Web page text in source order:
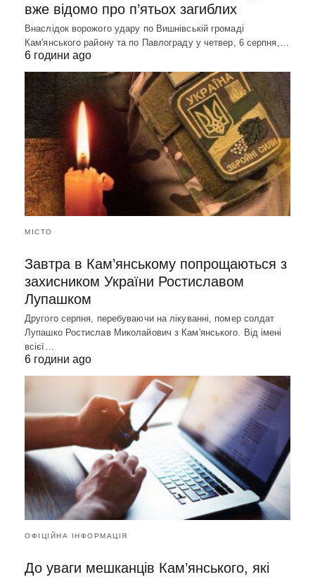
вже відомо про п’ятьох загиблих
Внаслідок ворожого удару по Вишнівській громаді
Кам'янського району та по Павлограду у четвер, 6 серпня,…
6 години ago
МІСТО
Завтра в Кам’янському попрощаються з
захисником України Ростиславом
Лупашком
Другого серпня, перебуваючи на лікуванні, помер солдат
Лупашко Ростислав Миколайович з Кам'янського. Від імені
всієї…
6 години ago
ОФІЦІЙНА ІНФОРМАЦІЯ
До уваги мешканців Кам’янського, які